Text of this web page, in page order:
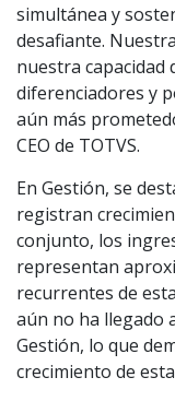
simultánea y
desafiante.
nuestra capacidad
diferenciadores y
aún más
CEO de TOTVS.
En Gestión, se
registran
conjunto, los
representan
recurrentes de
aún no ha llegado
Gestión, lo que
crecimiento de